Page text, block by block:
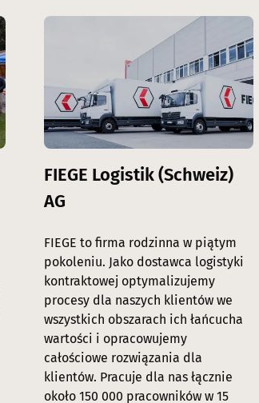
Image
FIEGE Logistik (Schweiz)
AG
FIEGE to firma rodzinna w piątym
pokoleniu. Jako dostawca logistyki
kontraktowej optymalizujemy
procesy dla naszych klientów we
wszystkich obszarach ich łańcucha
wartości i opracowujemy
całościowe rozwiązania dla
klientów. Pracuje dla nas łącznie
około 150 000 pracowników w 15